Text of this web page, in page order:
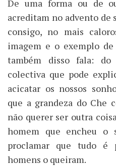
De uma forma ou de
acreditam no advento de
consigo, no mais
imagem e o exemplo
também disso fala:
colectiva que pode
acicatar os nossos
que a grandeza do Che
não querer ser outra
homem que encheu o
proclamar que tudo é
homens o queiram.